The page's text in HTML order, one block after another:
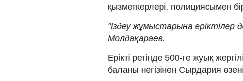
қызметкерлері, полициясымен
"Іздеу жұмыстарына
Молдақараев.
Ерікті ретінде 500-ге жуық
баланы негізінен Сырдария